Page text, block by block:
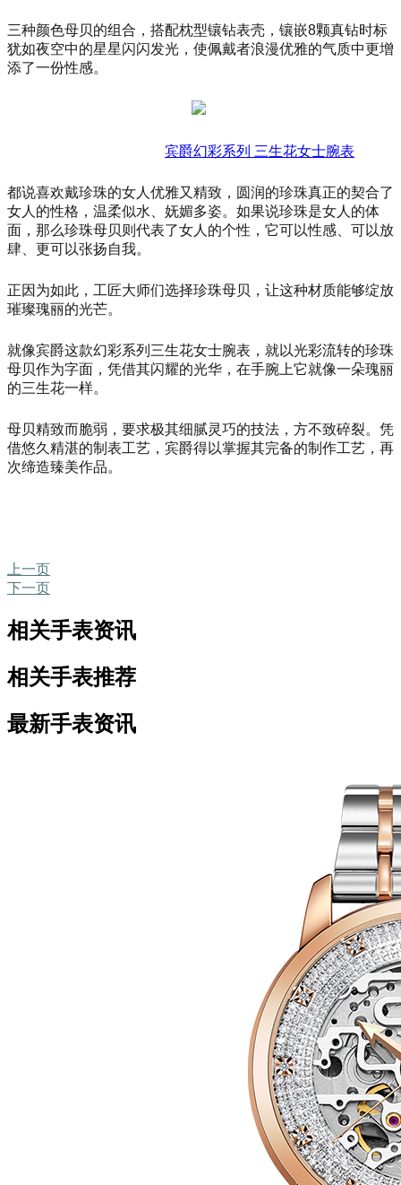
三种颜色母贝的组合，搭配枕型镶钻表壳，镶嵌8颗真钻时标
犹如夜空中的星星闪闪发光，使佩戴者浪漫优雅的气质中更增
添了一份性感。
宾爵幻彩系列 三生花女士腕表
都说喜欢戴珍珠的女人优雅又精致，圆润的珍珠真正的契合了
女人的性格，温柔似水、妩媚多姿。如果说珍珠是女人的体
面，那么珍珠母贝则代表了女人的个性，它可以性感、可以放
肆、更可以张扬自我。
正因为如此，工匠大师们选择珍珠母贝，让这种材质能够绽放
璀璨瑰丽的光芒。
就像宾爵这款幻彩系列三生花女士腕表，就以光彩流转的珍珠
母贝作为字面，凭借其闪耀的光华，在手腕上它就像一朵瑰丽
的三生花一样。
母贝精致而脆弱，要求极其细腻灵巧的技法，方不致碎裂。凭
借悠久精湛的制表工艺，宾爵得以掌握其完备的制作工艺，再
次缔造臻美作品。
上一页
下一页
相关手表资讯
相关手表推荐
最新手表资讯